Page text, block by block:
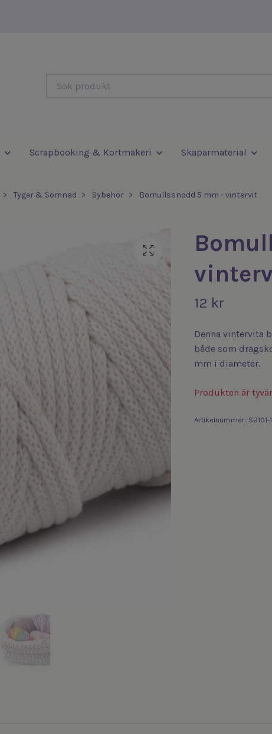
Scrapbooking & Kortmakeri Skaparmaterial
Tyger & Sömnad Sybehör Bomullssnodd 5 mm - vintervit
12 kr
Denna vintervita
både som
mm i diameter.
Produkten är
Artikelnummer: SB101-